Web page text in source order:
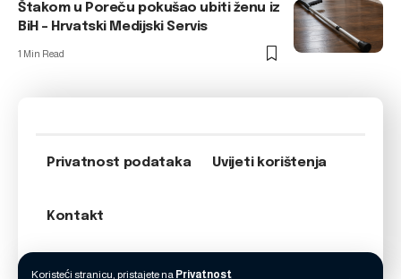
Koristeći stranicu, pristajete na Privatnost
Štakom u Poreču pokušao ubiti ženu iz
BiH – Hrvatski Medijski Servis
1 Min Read
Privatnost podataka Uvijeti korištenja
Kontakt